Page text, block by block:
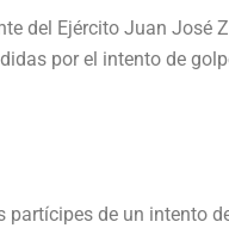
del Ejército Juan
por el intento de
de un intento